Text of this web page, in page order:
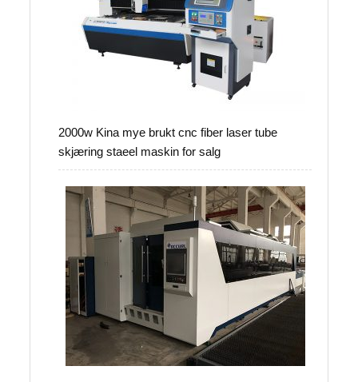
2000w Kina mye brukt cnc fiber laser tube
skjæring staeel maskin for salg